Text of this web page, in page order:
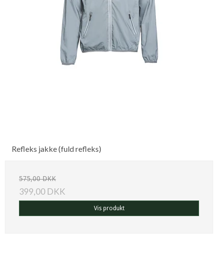
Refleks jakke (fuld refleks)
575,00 DKK
399,00 DKK
Vis produkt